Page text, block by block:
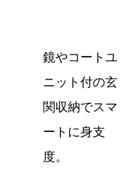
鏡やコートユ
ニット付の玄
関収納でスマ
ートに身支
度。